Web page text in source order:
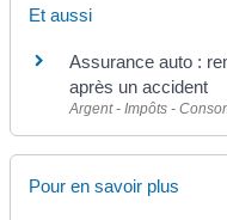
Et aussi
Assurance auto :
après un accident
Argent - Impôts -
Pour en savoir plus